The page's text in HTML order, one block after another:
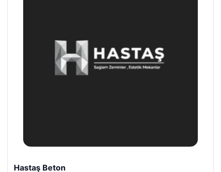
Hastaş Beton